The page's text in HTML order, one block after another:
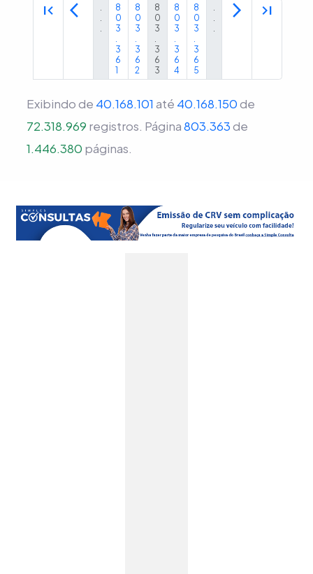
first_page arrow_back_ios
.
.
.
8
0
3
.
3
6
1
8
0
3
.
3
6
2
8
0
3
.
3
6
3
8
0
3
.
3
6
4
8
0
3
.
3
6
5
.
.
.
arrow_forward_ios last_page
Exibindo de 40.168.101 até 40.168.150de
72.318.969 registros. Página803.363de
1.446.380 páginas.